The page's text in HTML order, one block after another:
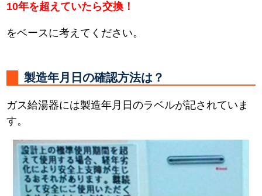
10年を超えていたら交換！
をベースに考えてください。
製造年月日の確認方法は？
ガス給湯器には製造年月日のラベルが記されていま
す。